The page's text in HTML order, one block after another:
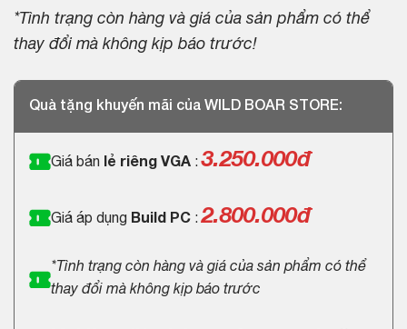
*Tình trạng còn hàng và giá của sản phẩm có thể
thay đổi mà không kịp báo trước!
Quà tặng khuyến mãi của WILD BOAR STORE:
Giá bán lẻ riêng VGA : 3.250.000đ
Giá áp dụng Build PC : 2.800.000đ
*Tình trạng còn hàng và giá của sản phẩm có thể
thay đổi mà không kịp báo trước